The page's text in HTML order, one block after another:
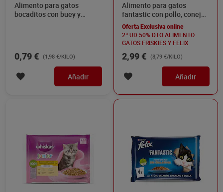
Alimento para gatos
bocaditos con buey y
0,79 € (1,98 €/KILO)
Añadir
Alimento para gatos
fantastic con pollo, conejo,
cordero y buey Felix 4 x 85
g
Oferta Exclusiva online
2ª UD 50% DTO ALIMENTO
GATOS FRISKIES Y FELIX
2,99 € (8,79 €/KILO)
Añadir